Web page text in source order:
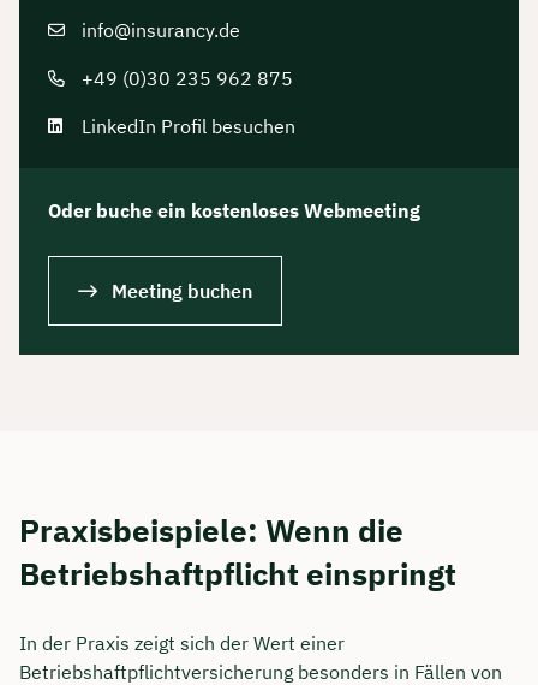
info@insurancy.de
+49 (0)30 235 962 875
LinkedIn Profil besuchen
Oder buche ein kostenloses Webmeeting
Meeting buchen
Praxisbeispiele: Wenn die
Betriebshaftpflicht einspringt
In der Praxis zeigt sich der Wert einer
Betriebshaftpflichtversicherung besonders in Fällen von